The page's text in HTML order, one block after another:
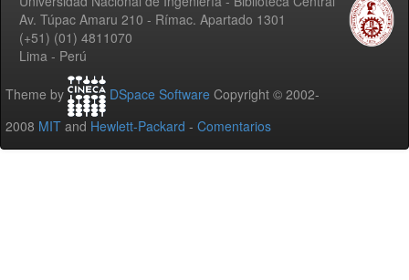
Av. Túpac Amaru 210 - Rímac. Apartado 1301
(+51) (01) 4811070
Lima - Perú
Theme by DSpace Software Copyright © 2002-
2008 MIT and Hewlett-Packard - Comentarios